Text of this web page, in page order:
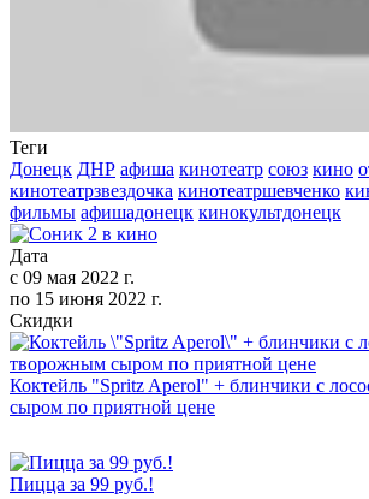
Теги
Донецк ДНР афиша кинотеатр союз кино
кинотеатрзвездочка кинотеатршевченко
фильмы афишадонецк кинокультдонецк
Дата
с 09 мая 2022 г.
по 15 июня 2022 г.
Скидки
Коктейль "Spritz Aperol" + блинчики с
сыром по приятной цене
Пицца за 99 руб.!